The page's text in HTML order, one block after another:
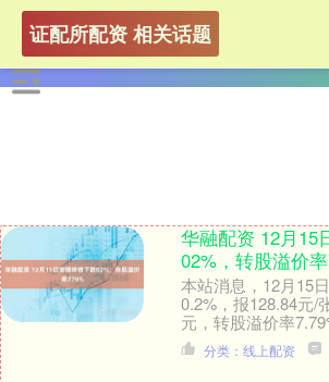
证配所配资 相关话题
华融配资 12月15
02%，转股溢价
本站消息，12月15
0.2%，报128.84元/
元，转股溢价率
转债信用级别为
分类：线上配资